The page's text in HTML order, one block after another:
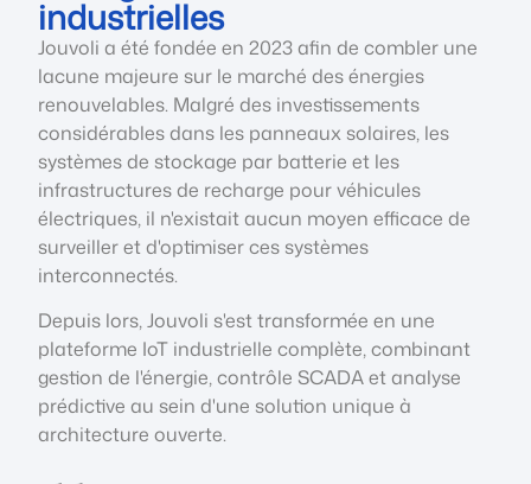
industrielles
Jouvoli a été fondée en 2023 afin de combler une
lacune majeure sur le marché des énergies
renouvelables. Malgré des investissements
considérables dans les panneaux solaires, les
systèmes de stockage par batterie et les
infrastructures de recharge pour véhicules
électriques, il n'existait aucun moyen efficace de
surveiller et d'optimiser ces systèmes
interconnectés.
Depuis lors, Jouvoli s'est transformée en une
plateforme IoT industrielle complète, combinant
gestion de l'énergie, contrôle SCADA et analyse
prédictive au sein d'une solution unique à
architecture ouverte.